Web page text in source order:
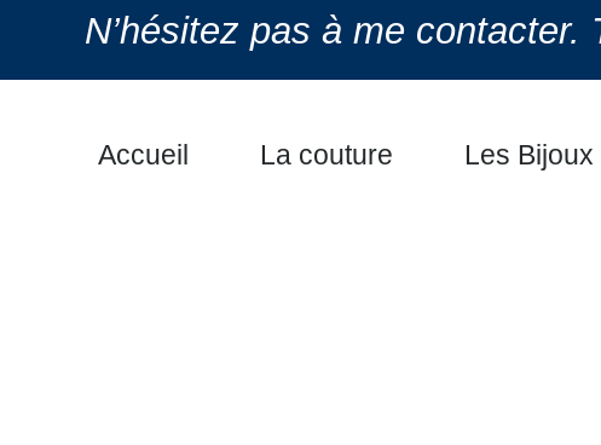
N’hésitez pas à me contacter.
Accueil La couture Les Bijoux